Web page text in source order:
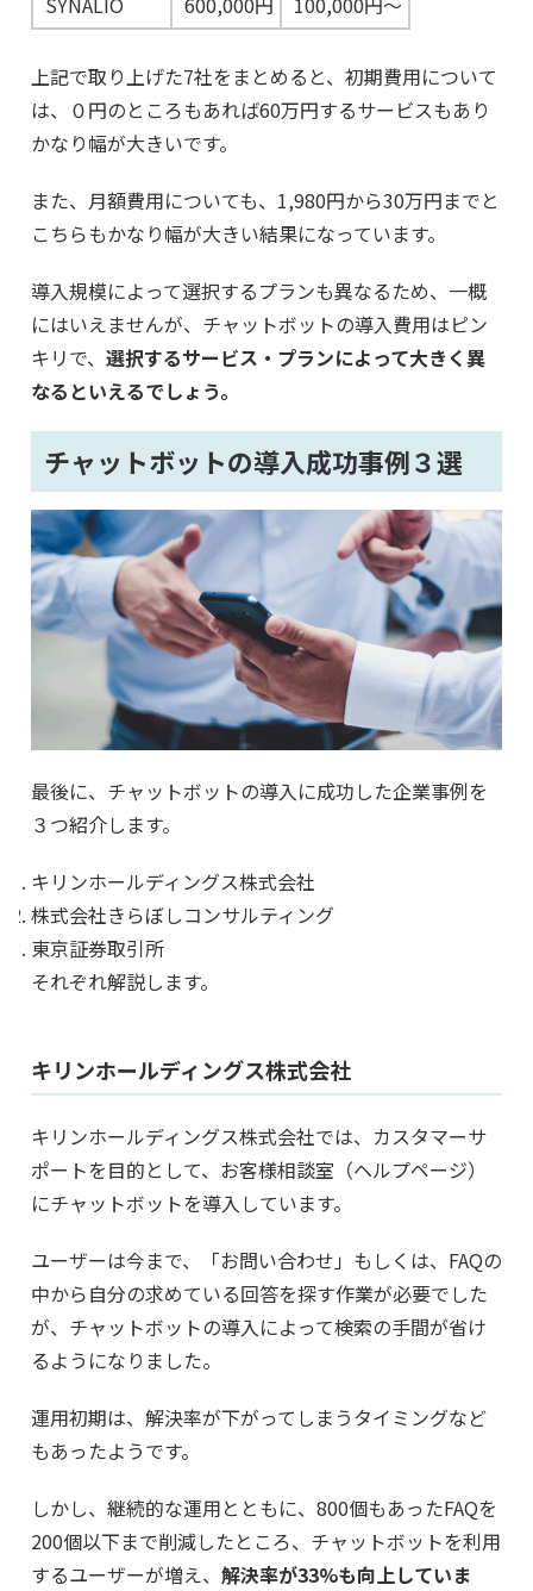
上記で取り上げた7社をまとめると、初期費用について
は、０円のところもあれば60万円するサービスもあり
かなり幅が大きいです。
また、月額費用についても、1,980円から30万円までと
こちらもかなり幅が大きい結果になっています。
導入規模によって選択するプランも異なるため、一概
にはいえませんが、チャットボットの導入費用はピン
キリで、 選択するサービス・プランによって大きく異
なるといえるでしょう。
チャットボットの導入成功事例３選
最後に、チャットボットの導入に成功した企業事例を
３つ紹介します。
キリンホールディングス株式会社
株式会社きらぼしコンサルティング
東京証券取引所
それぞれ解説します。
キリンホールディングス株式会社
キリンホールディングス株式会社では、カスタマーサ
ポートを目的として、お客様相談室（ヘルプページ）
にチャットボットを導入しています。
ユーザーは今まで、「お問い合わせ」もしくは、FAQの
中から自分の求めている回答を探す作業が必要でした
が、チャットボットの導入によって検索の手間が省け
るようになりました。
運用初期は、解決率が下がってしまうタイミングなど
もあったようです。
しかし、継続的な運用とともに、800個もあったFAQを
200個以下まで削減したところ、チャットボットを利用
するユーザーが増え、 解決率が33%も向上していま